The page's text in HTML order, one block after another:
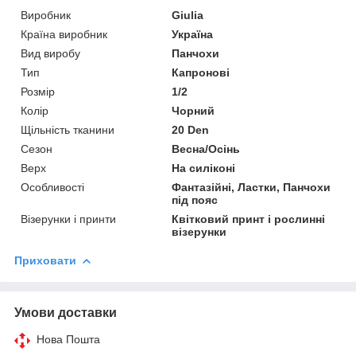
Виробник
Giulia
Країна виробник
Україна
Вид виробу
Панчохи
Тип
Капронові
Розмір
1/2
Колір
Чорний
Щільність тканини
20 Den
Сезон
Весна/Осінь
Верх
На силіконі
Особливості
Фантазійні, Ластки, Панчохи
під пояс
Візерунки і принти
Квітковий принт і рослинні
візерунки
Приховати
Умови доставки
Нова Пошта